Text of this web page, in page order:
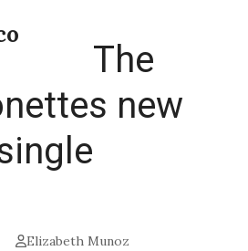
The
new
Elizabeth Munoz